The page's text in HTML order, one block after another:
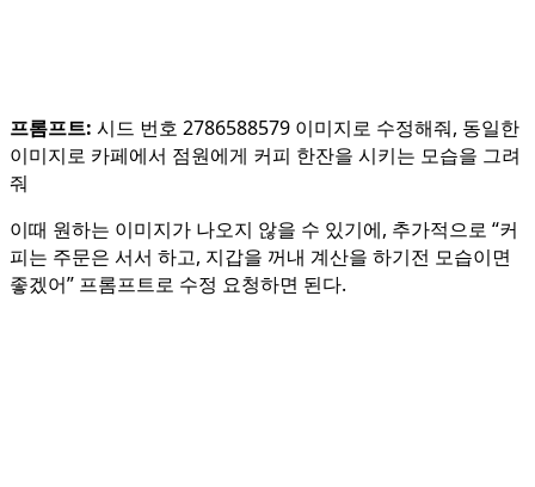
프롬프트: 시드 번호 2786588579 이미지로 수정해줘, 동일한
이미지로 카페에서 점원에게 커피 한잔을 시키는 모습을 그려
줘
이때 원하는 이미지가 나오지 않을 수 있기에, 추가적으로 “커
피는 주문은 서서 하고, 지갑을 꺼내 계산을 하기전 모습이면
좋겠어” 프롬프트로 수정 요청하면 된다.